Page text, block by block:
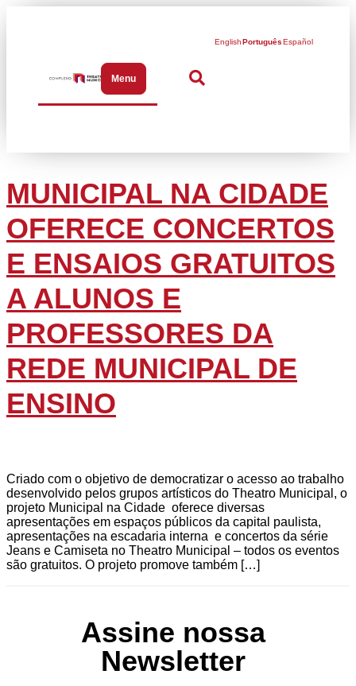
MenuAbrir menu de navegação
EnglishPortuguêsEspañol
MUNICIPAL NA CIDADE
OFERECE CONCERTOS
E ENSAIOS GRATUITOS
A ALUNOS E
PROFESSORES DA
REDE MUNICIPAL DE
ENSINO
Criado com o objetivo de democratizar o acesso ao trabalho
desenvolvido pelos grupos artísticos do Theatro Municipal, o
projeto Municipal na Cidade oferece diversas
apresentações em espaços públicos da capital paulista,
apresentações na escadaria interna e concertos da série
Jeans e Camiseta no Theatro Municipal – todos os eventos
são gratuitos. O projeto promove também […]
Assine nossa
Newsletter